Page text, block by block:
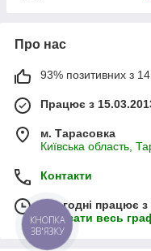
Про нас
93% позитивних з 14
Працює з
м. Тарасовка
Київська область,
Контакти
Сьогодні працює
Показати весь
КНОПКА
ЗВ'ЯЗКУ